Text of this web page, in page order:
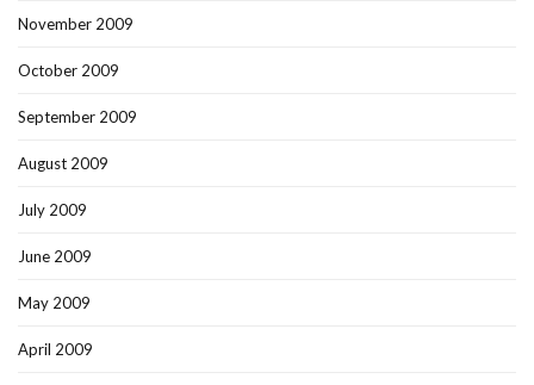
November 2009
October 2009
September 2009
August 2009
July 2009
June 2009
May 2009
April 2009